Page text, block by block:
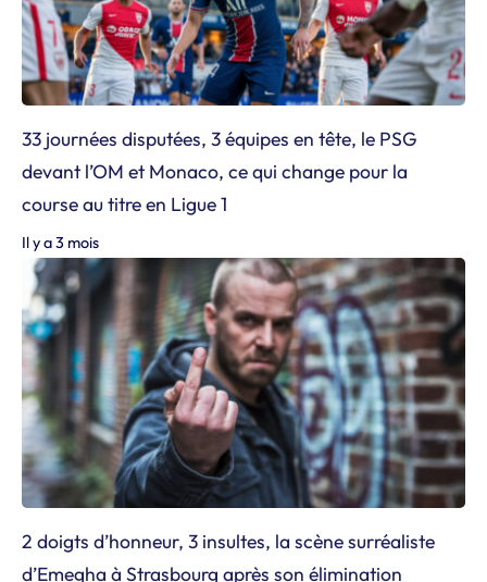
33 journées disputées, 3 équipes en tête, le PSG
devant l’OM et Monaco, ce qui change pour la
course au titre en Ligue 1
Il y a 3 mois
2 doigts d’honneur, 3 insultes, la scène surréaliste
d’Emegha à Strasbourg après son élimination